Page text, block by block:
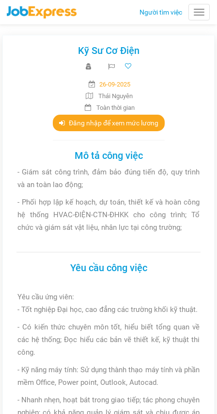
Toggle
Người tìm việc
Kỹ Sư Cơ Điện
26-09-2025
Thái Nguyên
Toàn thời gian
Đăng nhập để xem mức lương
Mô tả công việc
- Giám sát công trình, đảm bảo đúng tiến độ, quy trình
và an toàn lao động;
- Phối hợp lập kế hoạch, dự toán, thiết kế và hoàn công
hệ thống HVAC-ĐIỆN-CTN-ĐHKK cho công trình; Tổ
chức và giám sát vật liệu, nhân lực tại công trường;
Yêu cầu công việc
Yêu cầu ứng viên:
- Tốt nghiệp Đại học, cao đẳng các trường khối kỹ thuật.
- Có kiến thức chuyên môn tốt, hiểu biết tổng quan về
các hệ thống; Đọc hiểu các bản vẽ thiết kế, kỹ thuật thi
công.
- Kỹ năng máy tính: Sử dụng thành thạo máy tính và phần
mềm Office, Power point, Outlook, Autocad.
- Nhanh nhẹn, hoạt bát trong giao tiếp; tác phong chuyên